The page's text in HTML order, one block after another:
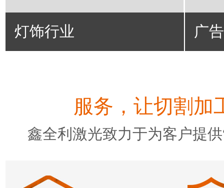
灯饰行业 广
服务，让切割加
鑫全利激光致力于为客户提